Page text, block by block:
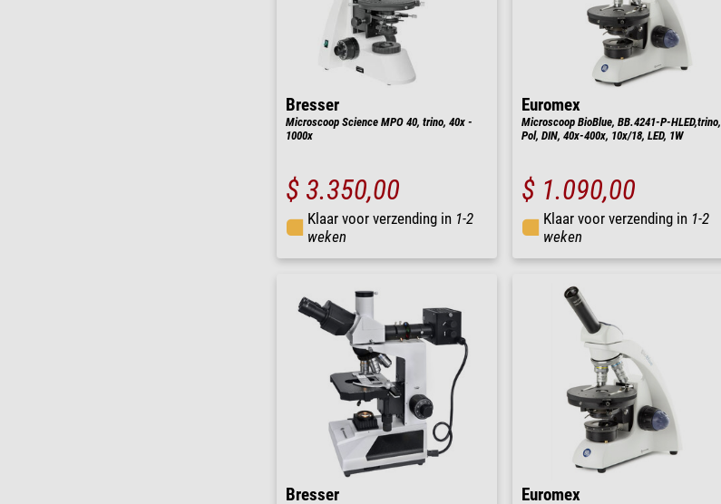
Bresser
Microscoop Science MPO 40, trino, 40x -
1000x
$ 3.350,00
Klaar voor verzending in 1-2
weken
Euromex
Microscoop BioBlue, BB.4241-P-HLED,trino,
Pol, DIN, 40x-400x, 10x/18, LED, 1W
$ 1.090,00
Klaar voor verzending in 1-2
weken
Bresser Euromex